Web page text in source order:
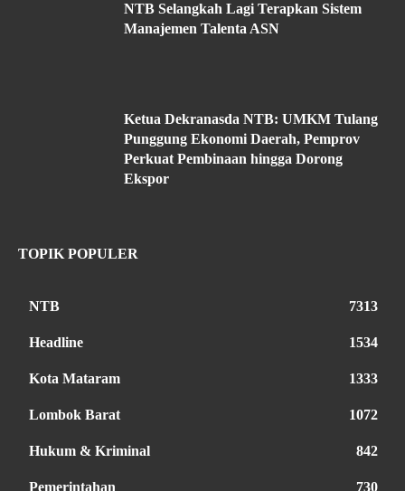
NTB Selangkah Lagi Terapkan Sistem
Manajemen Talenta ASN
Ketua Dekranasda NTB: UMKM Tulang
Punggung Ekonomi Daerah, Pemprov
Perkuat Pembinaan hingga Dorong
Ekspor
TOPIK POPULER
NTB 7313
Headline 1534
Kota Mataram 1333
Lombok Barat 1072
Hukum & Kriminal 842
Pemerintahan 730